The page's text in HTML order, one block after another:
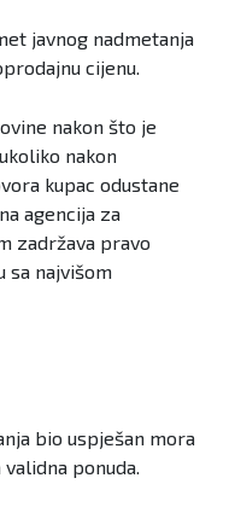
javnog nadmetanja
cijenu.
nakon što je
nakon
kupac odustane
agencija za
zadržava pravo
sa najvišom
bio uspješan mora
ponuda.